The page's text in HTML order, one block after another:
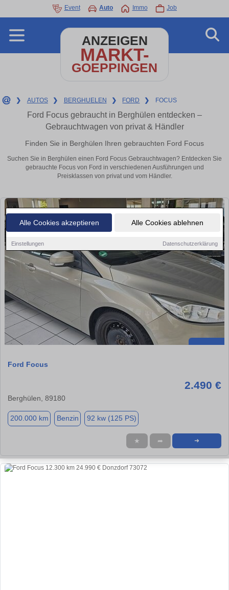
Alle Cookies akzeptieren Alle Cookies ablehnen
Einstellungen Datenschutzerklärung
Event Auto Immo Job
ANZEIGEN
MARKT-
GOEPPINGEN
❯ AUTOS ❯ BERGHUELEN ❯ FORD ❯ FOCUS
Ford Focus gebraucht in Berghülen entdecken –
Gebrauchtwagen von privat & Händler
Finden Sie in Berghülen Ihren gebrauchten Ford Focus
Suchen Sie in Berghülen einen Ford Focus Gebrauchtwagen? Entdecken Sie
gebrauchte Focus von Ford in verschiedenen Ausführungen und
Preisklassen von privat und vom Händler.
Ford Focus
2.490 €
Berghülen, 89180
200.000 km Benzin 92 kw (125 PS)
★ ➦ ➜